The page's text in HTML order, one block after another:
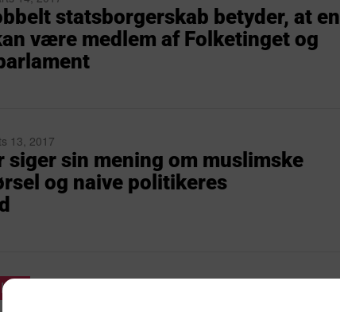
statsborgerskab betyder, at en
være medlem af Folketinget og
13, 2017
siger sin mening om muslimske
og naive politikeres